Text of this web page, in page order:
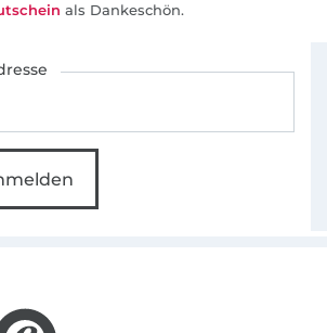
als Dankeschön.